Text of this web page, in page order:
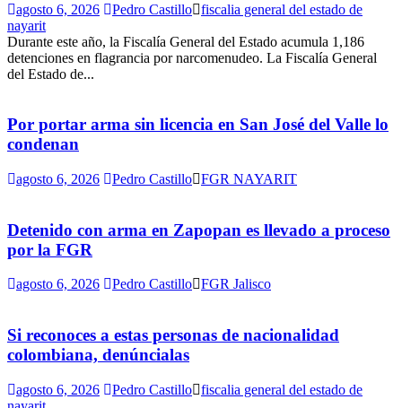
agosto 6, 2026 Pedro Castillo fiscalia general del estado de
nayarit
Durante este año, la Fiscalía General del Estado acumula 1,186
detenciones en flagrancia por narcomenudeo. La Fiscalía General
del Estado de...
Por portar arma sin licencia en San José del Valle lo
condenan
agosto 6, 2026 Pedro Castillo FGR NAYARIT
Detenido con arma en Zapopan es llevado a proceso
por la FGR
agosto 6, 2026 Pedro Castillo FGR Jalisco
Si reconoces a estas personas de nacionalidad
colombiana, denúncialas
agosto 6, 2026 Pedro Castillo fiscalia general del estado de